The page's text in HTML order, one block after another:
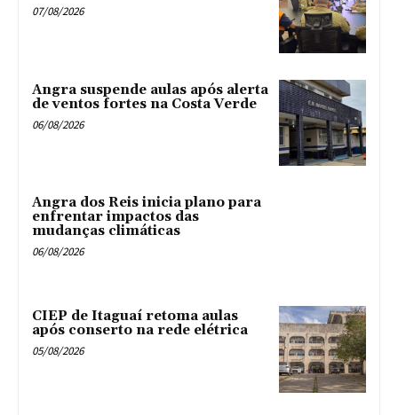
07/08/2026
Angra suspende aulas após alerta
de ventos fortes na Costa Verde
06/08/2026
Angra dos Reis inicia plano para
enfrentar impactos das
mudanças climáticas
06/08/2026
CIEP de Itaguaí retoma aulas
após conserto na rede elétrica
05/08/2026